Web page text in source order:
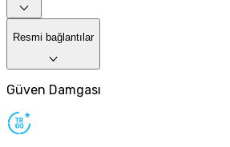
Resmi bağlantılar
Güven Damgası